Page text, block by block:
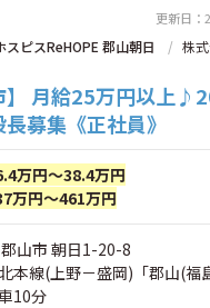
更新日：
ピスReHOPE 郡山朝日
株
】 月給25万円以上
募集《正社員》
万円～38.4万円
万円～461万円
山市 朝日1-20-8
本線(上野－盛岡)「郡山(福
10分